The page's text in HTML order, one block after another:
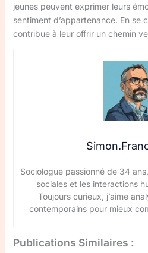
jeunes peuvent exprimer leurs
sentiment d’appartenance. En se
contribue à leur offrir un chemin
Sociologue passionné de 34
sociales et les interactions
Toujours curieux, j’aime
contemporains pour mieux
Publications Similaires :